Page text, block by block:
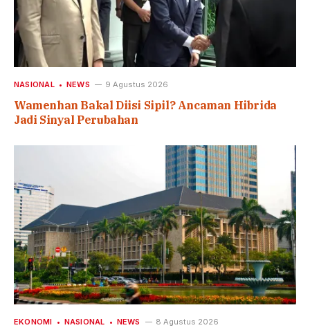
NASIONAL NEWS 9 Agustus 2026
Wamenhan Bakal Diisi Sipil? Ancaman Hibrida
Jadi Sinyal Perubahan
EKONOMI NASIONAL NEWS 8 Agustus 2026